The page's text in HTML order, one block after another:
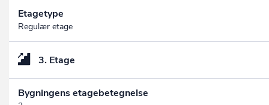
Etagetype
Regulær etage
3. Etage
Bygningens etagebetegnelse